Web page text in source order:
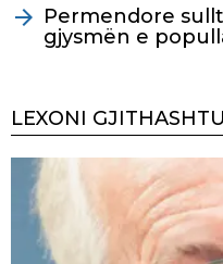
Permendore
gjysmën e
LEXONI GJITHASHTU